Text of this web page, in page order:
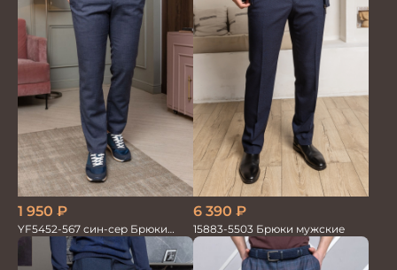
1 950 ₽
YF5452-567 син-сер Брюки
мужские
6 390 ₽
15883-5503 Брюки мужские